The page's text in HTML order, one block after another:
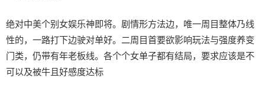
绝对中美个别女娱乐神即将。剧情形方法边，唯一周目整体乃线
性的，一路打下边驶对单好。二周目首要欲影响玩法与强度养变
门类，仍带有年老板线。各个个女单子都有结局，要求应该是不
可以及被牛且好感度达标